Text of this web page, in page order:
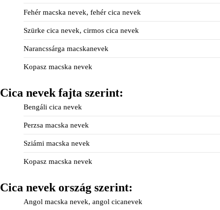
Fehér macska nevek, fehér cica nevek
Szürke cica nevek, cirmos cica nevek
Narancssárga macskanevek
Kopasz macska nevek
Cica nevek fajta szerint:
Bengáli cica nevek
Perzsa macska nevek
Sziámi macska nevek
Kopasz macska nevek
Cica nevek ország szerint:
Angol macska nevek, angol cicanevek